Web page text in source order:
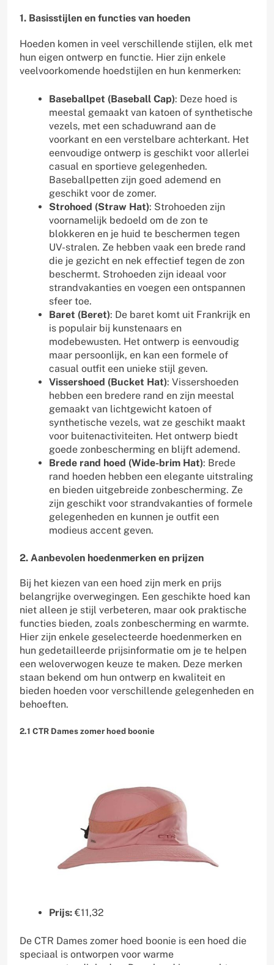
1. Basisstijlen en functies van hoeden
Hoeden komen in veel verschillende stijlen, elk met
hun eigen ontwerp en functie. Hier zijn enkele
veelvoorkomende hoedstijlen en hun kenmerken:
Baseballpet (Baseball Cap): Deze hoed is
meestal gemaakt van katoen of synthetische
vezels, met een schaduwrand aan de
voorkant en een verstelbare achterkant. Het
eenvoudige ontwerp is geschikt voor allerlei
casual en sportieve gelegenheden.
Baseballpetten zijn goed ademend en
geschikt voor de zomer.
Strohoed (Straw Hat): Strohoeden zijn
voornamelijk bedoeld om de zon te
blokkeren en je huid te beschermen tegen
UV-stralen. Ze hebben vaak een brede rand
die je gezicht en nek effectief tegen de zon
beschermt. Strohoeden zijn ideaal voor
strandvakanties en voegen een ontspannen
sfeer toe.
Baret (Beret): De baret komt uit Frankrijk en
is populair bij kunstenaars en
modebewusten. Het ontwerp is eenvoudig
maar persoonlijk, en kan een formele of
casual outfit een unieke stijl geven.
Vissershoed (Bucket Hat): Vissershoeden
hebben een bredere rand en zijn meestal
gemaakt van lichtgewicht katoen of
synthetische vezels, wat ze geschikt maakt
voor buitenactiviteiten. Het ontwerp biedt
goede zonbescherming en blijft ademend.
Brede rand hoed (Wide-brim Hat): Brede
rand hoeden hebben een elegante uitstraling
en bieden uitgebreide zonbescherming. Ze
zijn geschikt voor strandvakanties of formele
gelegenheden en kunnen je outfit een
modieus accent geven.
2. Aanbevolen hoedenmerken en prijzen
Bij het kiezen van een hoed zijn merk en prijs
belangrijke overwegingen. Een geschikte hoed kan
niet alleen je stijl verbeteren, maar ook praktische
functies bieden, zoals zonbescherming en warmte.
Hier zijn enkele geselecteerde hoedenmerken en
hun gedetailleerde prijsinformatie om je te helpen
een weloverwogen keuze te maken. Deze merken
staan bekend om hun ontwerp en kwaliteit en
bieden hoeden voor verschillende gelegenheden en
behoeften.
2.1 CTR Dames zomer hoed boonie
Prijs:€11,32
De CTR Dames zomer hoed boonie is een hoed die
speciaal is ontworpen voor warme